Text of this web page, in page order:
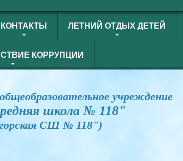
КОНТАКТЫ ЛЕТНИЙ ОТДЫХ ДЕТЕЙ
КОРРУПЦИИ
учреждение
школа № 118"
СШ № 118")